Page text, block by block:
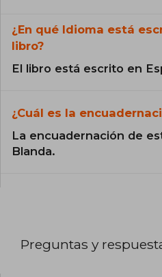
¿En qué Idioma está
libro?
El libro está escrito en
¿Cuál es la
La encuadernación de
Blanda.
Preguntas y